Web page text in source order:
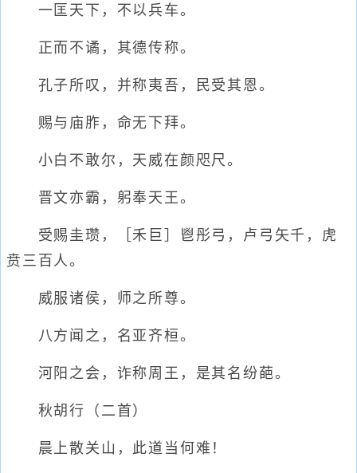
一匡天下，不以兵车。
正而不谲，其德传称。
孔子所叹，并称夷吾，民受其恩。
赐与庙胙，命无下拜。
小白不敢尔，天威在颜咫尺。
晋文亦霸，躬奉天王。
受赐圭瓒，［禾巨］鬯彤弓，卢弓矢千，虎
贲三百人。
威服诸侯，师之所尊。
八方闻之，名亚齐桓。
河阳之会，诈称周王，是其名纷葩。
秋胡行（二首）
晨上散关山，此道当何难！